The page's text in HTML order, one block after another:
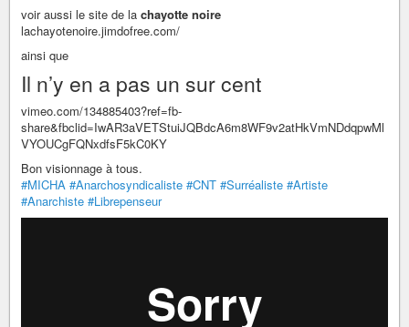
voir aussi le site de la chayotte noire
lachayotenoire.jimdofree.com/
ainsi que
Il n’y en a pas un sur cent
vimeo.com/134885403?ref=fb-
share&fbclid=IwAR3aVETStuiJQBdcA6m8WF9v2atHkVmNDdqpwMl
VYOUCgFQNxdfsF5kC0KY
Bon visionnage à tous.
#MICHA #Anarchosyndicaliste #CNT #Surréaliste #Artiste
#Anarchiste #Librepenseur